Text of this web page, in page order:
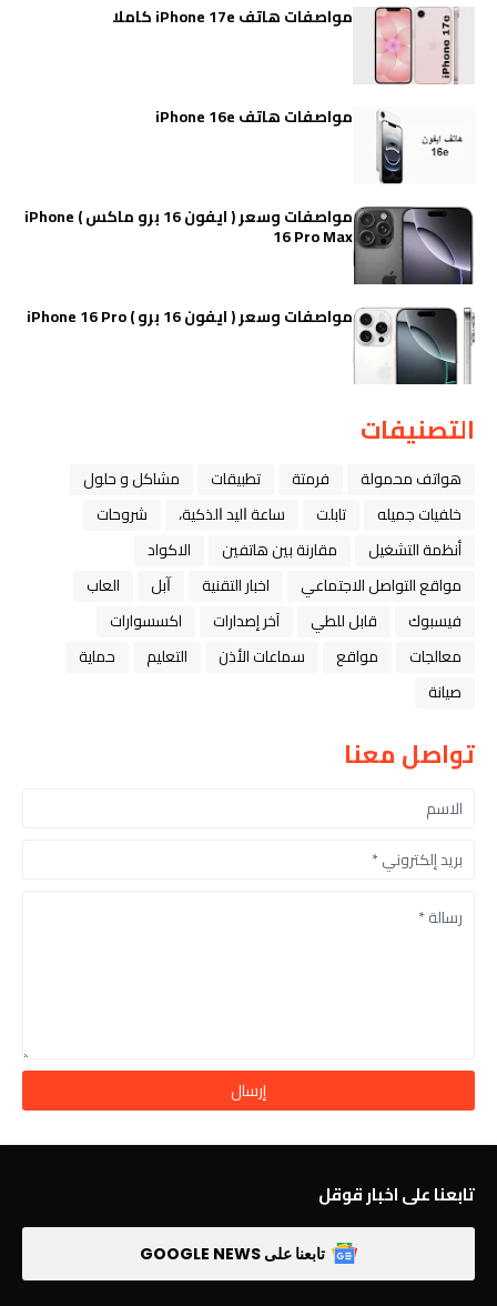
مواصفات هاتف iPhone 17e كاملا
مواصفات هاتف iPhone 16e
مواصفات وسعر ( ايفون 16 برو ماكس ) iPhone
16 Pro Max
مواصفات وسعر ( ايفون 16 برو ) iPhone 16 Pro
التصنيفات
هواتف محمولة فرمتة تطبيقات
مشاكل و حلول
خلفيات جميله
تابلت ﺳﺎﻋﺔ ﺍﻟﻴﺪ ﺍﻟﺬﻛﻴﺔ،
شروحات
أنظمة التشغيل
مقارنة بين هاتفين
الاكواد
مواقع التواصل الاجتماعي
اخبار التقنية ﺁﺑﻞ
العاب
فيسبوك
قابل للطي آخر إصدارات
اكسسوارات
معالجات
مواقع سماعات الأذن التعليم
حماية
صيانة
تواصل معنا
تابعنا على اخبار قوقل
تابعنا على GOOGLE NEWS